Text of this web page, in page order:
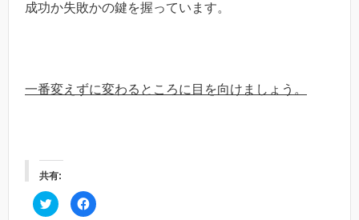
成功か失敗かの鍵を握っています。
一番変えずに変わるところに目を向けましょう。
共有:
ク
リ
F
a